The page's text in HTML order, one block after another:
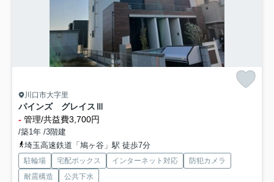
川口市大字里
パインズ グレイスⅢ
- 管理/共益費3,700円
/築1年 /3階建
埼玉高速鉄道「鳩ヶ谷」駅 徒歩7分
駐輪場 宅配ボックス インターネット対応
防犯カメラ
耐震構造
公共下水